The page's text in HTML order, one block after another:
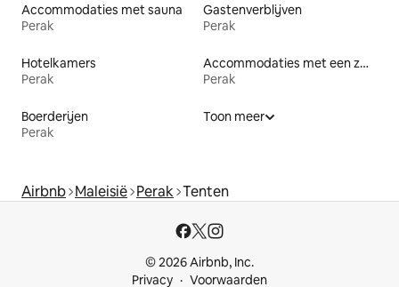
Accommodaties met sauna
Perak
Gastenverblijven
Perak
Hotelkamers
Perak
Accommodaties met een zwembad
Perak
Boerderijen
Perak
Toon meer
Airbnb Maleisië Perak Tenten
© 2026 Airbnb, Inc.
Privacy
Voorwaarden